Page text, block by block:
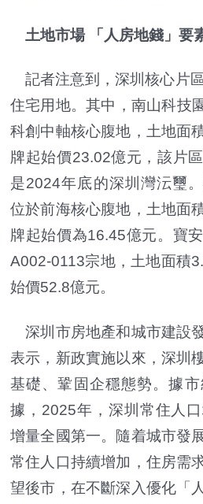
土地市場 「人房地錢」要
記者注意到，深圳核心片
住宅用地。其中，南山科技
科創中軸核心腹地，土地面
牌起始價23.02億元，該片
是2024年底的深圳灣沄璽
位於前海核心腹地，土地面
牌起始價為16.45億元。寶
A002-0113宗地，土地面積
始價52.8億元。
深圳市房地產和城市建設
表示，新政實施以來，深圳
基礎、鞏固企穩態勢。據
據，2025年，深圳常住人
增量全國第一。隨着城市發
常住人口持續增加，住房需
望後市，在不斷深入優化「